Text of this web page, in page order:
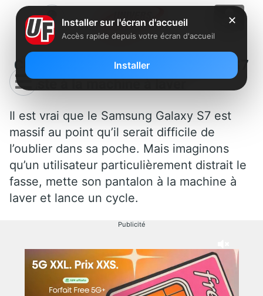
Clin d’œil : Le Samsung Galaxy S7
résiste à la machine à laver
Il est vrai que le Samsung Galaxy S7 est
massif au point qu’il serait difficile de
l’oublier dans sa poche. Mais imaginons
qu’un utilisateur particulièrement distrait le
fasse, mette son pantalon à la machine à
laver et lance un cycle.
Publicité
✕
Installer sur l'écran d'accueil
Accès rapide depuis votre écran d'accueil
Installer